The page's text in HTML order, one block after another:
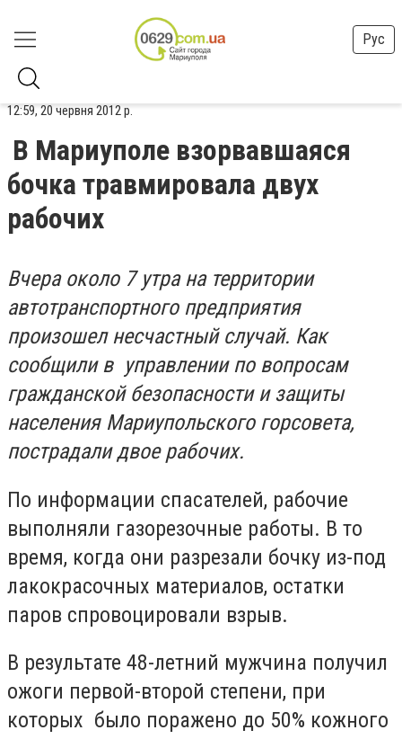
Рус
12:59, 20 червня 2012 р.
В Мариуполе взорвавшаяся
бочка травмировала двух
рабочих
Вчера около 7 утра на территории
автотранспортного предприятия
произошел несчастный случай. Как
сообщили в управлении по вопросам
гражданской безопасности и защиты
населения Мариупольского горсовета,
пострадали двое рабочих.
По информации спасателей, рабочие
выполняли газорезочные работы. В то
время, когда они разрезали бочку из-под
лакокрасочных материалов, остатки
паров спровоцировали взрыв.
В результате 48-летний мужчина получил
ожоги первой-второй степени, при
которых было поражено до 50% кожного